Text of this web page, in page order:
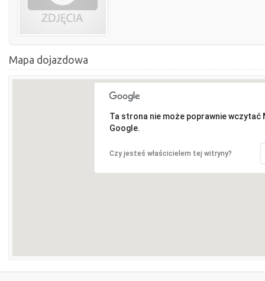
Mapa dojazdowa
Ta strona nie może poprawnie wczytać
Google.
Czy jesteś właścicielem tej witryny?